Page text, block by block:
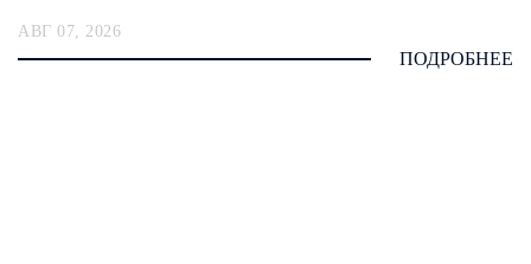
АВГ 07, 2026
ПОДРОБНЕЕ